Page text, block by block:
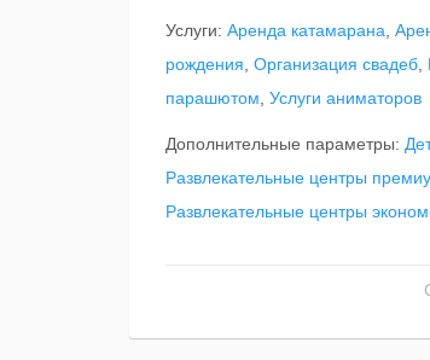
Услуги: Аренда катамарана
рождения Организация свадеб
парашютом Услуги аниматоров
Дополнительные параметры:
Развлекательные центры
Развлекательные центры